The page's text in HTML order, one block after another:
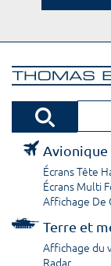
Avionique
Écrans Tête
Écrans Multi
Affichage De
Terre et
Affichage du
Radar